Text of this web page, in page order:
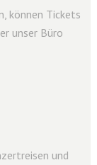
können Tickets
unser Büro
und